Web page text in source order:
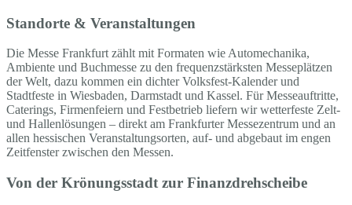
Standorte & Veranstaltungen
Die Messe Frankfurt zählt mit Formaten wie Automechanika,
Ambiente und Buchmesse zu den frequenzstärksten Messeplätzen
der Welt, dazu kommen ein dichter Volksfest-Kalender und
Stadtfeste in Wiesbaden, Darmstadt und Kassel. Für Messeauftritte,
Caterings, Firmenfeiern und Festbetrieb liefern wir wetterfeste Zelt-
und Hallenlösungen – direkt am Frankfurter Messezentrum und an
allen hessischen Veranstaltungsorten, auf- und abgebaut im engen
Zeitfenster zwischen den Messen.
Von der Krönungsstadt zur Finanzdrehscheibe